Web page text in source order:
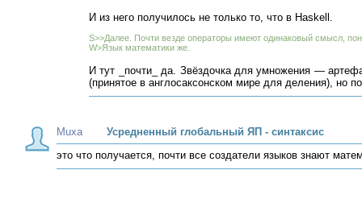
И из него получилось не только то, что в Haskell.
S>>Далее. Почти везде операторы имеют одинаковый смысл,
W>Язык математики же.
И тут _почти_ да. Звёздочка для умножения —
(принятое в англосаксонском мире для деления), но
Muxa
Усредненный глобальный ЯП - синтаксис
это что получается, почти все создатели языков знают